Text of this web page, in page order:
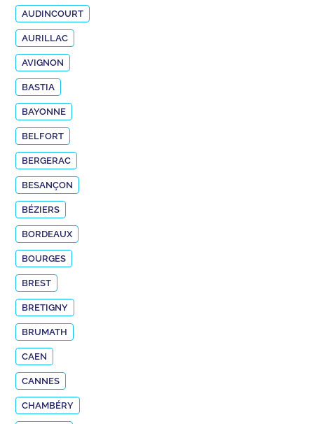
AUDINCOURT
AURILLAC
AVIGNON
BASTIA
BAYONNE
BELFORT
BERGERAC
BESANÇON
BÉZIERS
BORDEAUX
BOURGES
BREST
BRETIGNY
BRUMATH
CAEN
CANNES
CHAMBÉRY